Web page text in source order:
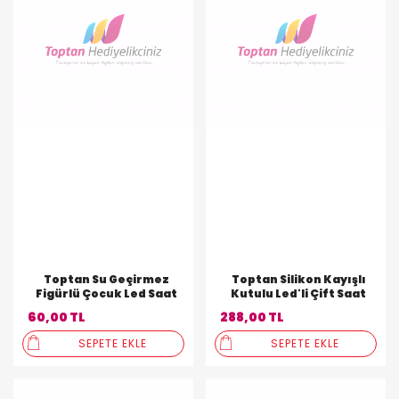
Toptan Su Geçirmez
Figürlü Çocuk Led Saat
60,00 TL
SEPETE EKLE
Toptan Silikon Kayışlı
Kutulu Led'li Çift Saat
288,00 TL
SEPETE EKLE